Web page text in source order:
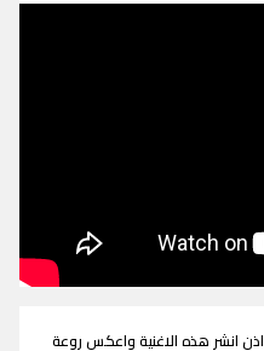
انشر هذه الاغنية واعكس روعة